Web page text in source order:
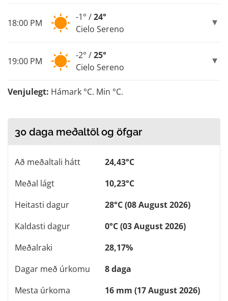
18:00 PM
-1° /24°
Cielo Sereno
19:00 PM
-2° /25°
Cielo Sereno
Venjulegt: Hámark °C. Min °C.
30 daga meðaltöl og öfgar
Að meðaltali hátt
24,43°C
Meðal lágt
10,23°C
Heitasti dagur
28°C (08 August 2026)
Kaldasti dagur
0°C (03 August 2026)
Meðalraki
28,17%
Dagar með úrkomu
8 daga
Mesta úrkoma
16 mm (17 August 2026)